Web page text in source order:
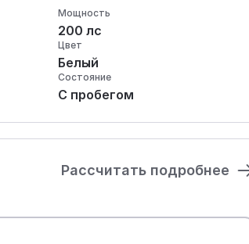
Мощность
200 лс
Цвет
Белый
Состояние
С пробегом
Рассчитать подробнее